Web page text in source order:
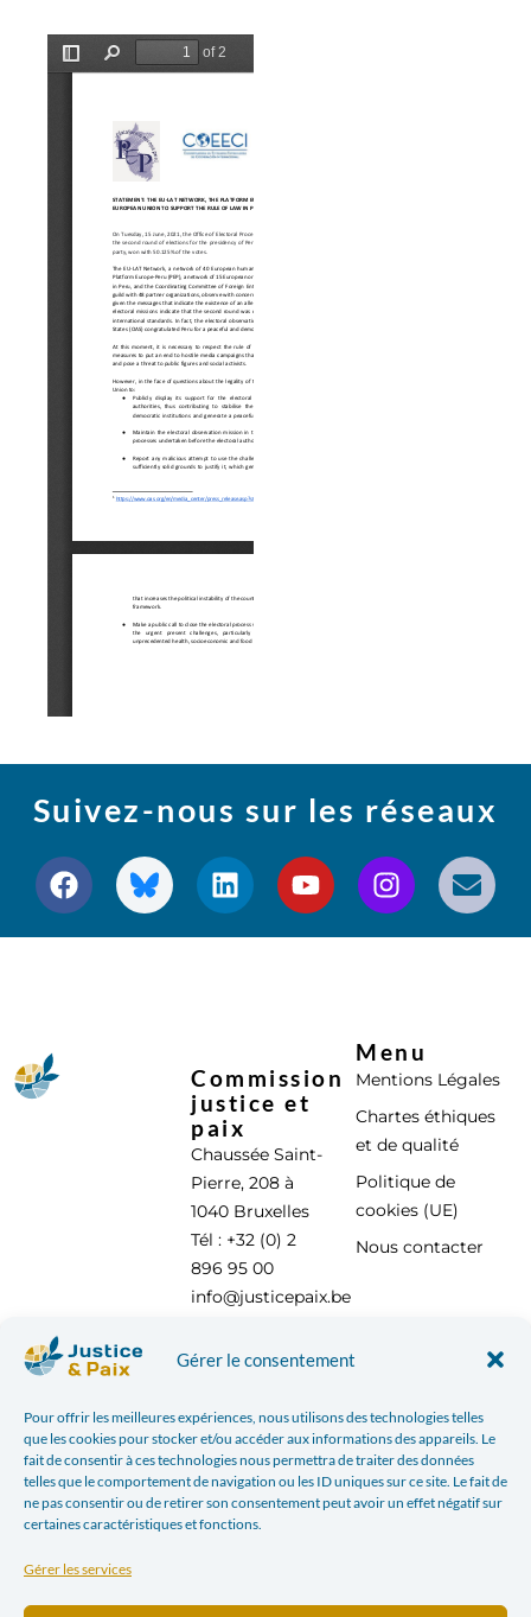
Gérer le consentement
Pour offrir les meilleures expériences, nous utilisons des technologies telles
que les cookies pour stocker et/ou accéder aux informations des appareils. Le
fait de consentir à ces technologies nous permettra de traiter des données
telles que le comportement de navigation ou les ID uniques sur ce site. Le fait de
ne pas consentir ou de retirer son consentement peut avoir un effet négatif sur
certaines caractéristiques et fonctions.
Gérer les services
Suivez-nous sur les réseaux
Commission
justice et
paix
Chaussée Saint-
Pierre, 208 à
1040 Bruxelles
Tél : +32 (0) 2
896 95 00
info@justicepaix.be
Menu
Mentions Légales
Chartes éthiques
et de qualité
Politique de
cookies (UE)
Nous contacter